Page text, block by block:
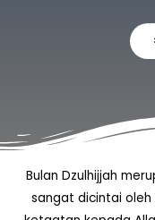
Bulan Dzulhijjah
sangat dicintai oleh